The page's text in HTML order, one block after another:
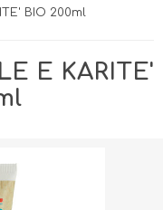
BIO 200ml
E KARITE'